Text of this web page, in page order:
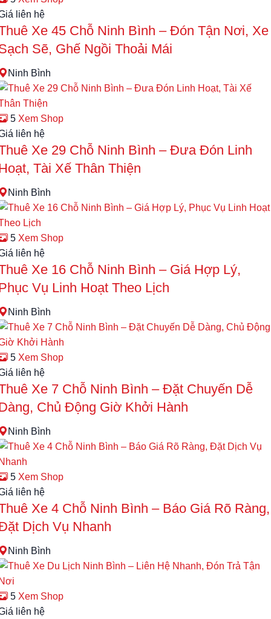
liên hệ
Xe 45 Chỗ Ninh Bình – Đón Tận Nơi, Xe
Sẽ, Ghế Ngồi Thoải Mái
Ninh Bình
5 Xem Shop
liên hệ
Xe 29 Chỗ Ninh Bình – Đưa Đón Linh
Tài Xế Thân Thiện
Ninh Bình
5 Xem Shop
liên hệ
Xe 16 Chỗ Ninh Bình – Giá Hợp Lý,
Vụ Linh Hoạt Theo Lịch
Ninh Bình
5 Xem Shop
liên hệ
Xe 7 Chỗ Ninh Bình – Đặt Chuyến Dễ
Chủ Động Giờ Khởi Hành
Ninh Bình
5 Xem Shop
liên hệ
Xe 4 Chỗ Ninh Bình – Báo Giá Rõ Ràng,
Dịch Vụ Nhanh
Ninh Bình
5 Xem Shop
liên hệ